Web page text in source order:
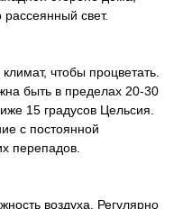
свет.
чтобы процветать.
быть в пределах 20-30
15 градусов Цельсия.
с постоянной
перепадов.
воздуха. Регулярно